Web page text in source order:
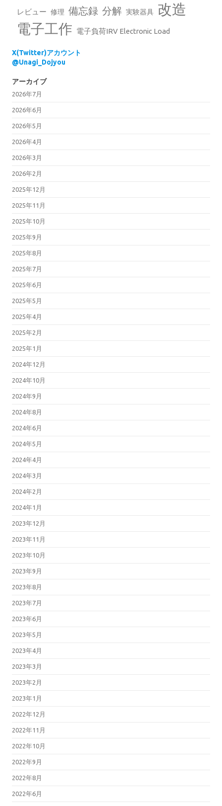
レビュー 修理 備忘録 分解 実験器具 改造
電子工作 電子負荷IRV Electronic Load
X(Twitter)アカウント
@Unagi_Dojyou
アーカイブ
2026年7月
2026年6月
2026年5月
2026年4月
2026年3月
2026年2月
2025年12月
2025年11月
2025年10月
2025年9月
2025年8月
2025年7月
2025年6月
2025年5月
2025年4月
2025年2月
2025年1月
2024年12月
2024年10月
2024年9月
2024年8月
2024年6月
2024年5月
2024年4月
2024年3月
2024年2月
2024年1月
2023年12月
2023年11月
2023年10月
2023年9月
2023年8月
2023年7月
2023年6月
2023年5月
2023年4月
2023年3月
2023年2月
2023年1月
2022年12月
2022年11月
2022年10月
2022年9月
2022年8月
2022年6月